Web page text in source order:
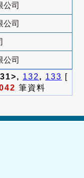
公司
公司
公司
132 , 133 [
筆資料